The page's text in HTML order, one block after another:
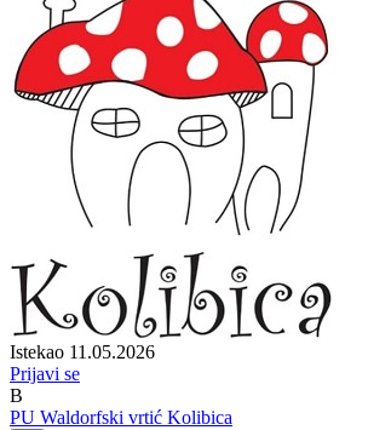
Istekao 11.05.2026
Prijavi se
B
PU Waldorfski vrtić Kolibica